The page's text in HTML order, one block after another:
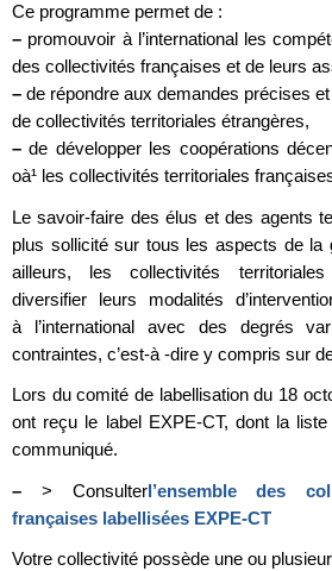
Ce programme permet de :
– promouvoir à l’international les
des collectivités françaises et de leurs
– de répondre aux demandes précises
de collectivités territoriales étrangères,
– de développer les coopérations
oà¹ les collectivités territoriales
Le savoir-faire des élus et des agents
plus sollicité sur tous les aspects de la
ailleurs, les collectivités
diversifier leurs modalités
à l’international avec des degrés
contraintes, c’est-à -dire y compris sur
Lors du comité de labellisation du 18
ont reçu le label EXPE-CT, dont la
communiqué.
– > Consulterl’ensemble des
françaises labellisées EXPE-CT
Votre collectivité possède une ou